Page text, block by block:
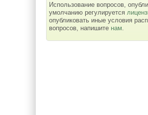
Использование вопросов,
умолчанию регулируется
опубликовать иные условия
вопросов, напишите нам